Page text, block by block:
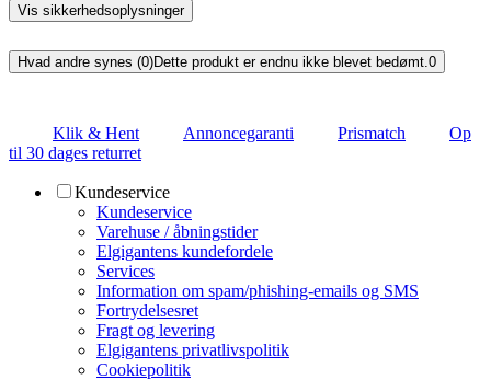
Vis sikkerhedsoplysninger
Hvad andre synes (0)Dette produkt er endnu ikke blevet bedømt. 0
Klik & Hent Annoncegaranti Prismatch
Op
til 30 dages returret
Kundeservice
Kundeservice
Varehuse / åbningstider
Elgigantens kundefordele
Services
Information om spam/phishing-emails og SMS
Fortrydelsesret
Fragt og levering
Elgigantens privatlivspolitik
Cookiepolitik